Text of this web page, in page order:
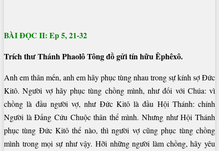
BÀI ĐỌC II: Ep 5, 21-32
Trích thư Thánh Phaolô Tông đồ gửi tín hữu Êphêxô.
Anh em thân mến, anh em hãy phục tùng nhau trong sự kính sợ Ðức
Kitô. Người vợ hãy phục tùng chồng mình, như đối với Chúa: vì
chồng là đầu người vợ, như Ðức Kitô là đầu Hội Thánh: chính
Người là Ðấng Cứu Chuộc thân thể mình. Nhưng như Hội Thánh
phục tùng Ðức Kitô thể nào, thì người vợ cũng phục tùng chồng
mình trong mọi sự như vậy. Hỡi những người làm chồng, hãy yêu